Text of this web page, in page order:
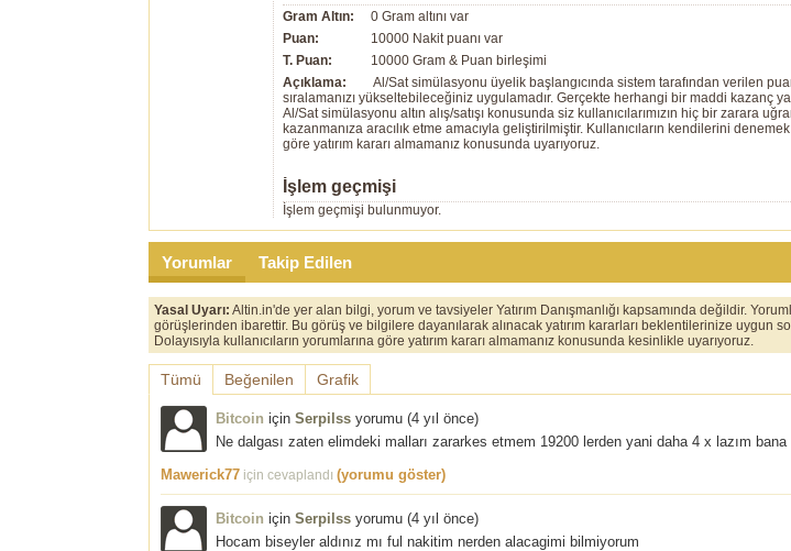
Gram Altın:
0 Gram altını var
Puan:
10000 Nakit puanı var
T. Puan:
10000 Gram & Puan birleşimi
Açıklama:
Al/Sat simülasyonu üyelik başlangıcında sistem tarafından verilen
sıralamanızı yükseltebileceğiniz uygulamadır. Gerçekte herhangi bir maddi kazanç
Al/Sat simülasyonu altın alış/satışı konusunda siz kullanıcılarımızın hiç bir zarara
kazanmanıza aracılık etme amacıyla geliştirilmiştir. Kullanıcıların kendilerini
göre yatırım kararı almamanız konusunda uyarıyoruz.
İşlem geçmişi
İşlem geçmişi bulunmuyor.
Yorumlar Takip Edilen
Yasal Uyarı: Altin.in'de yer alan bilgi, yorum ve tavsiyeler Yatırım Danışmanlığı kapsamında değildir.
görüşlerinden ibarettir. Bu görüş ve bilgilere dayanılarak alınacak yatırım kararları beklentilerinize uygun
Dolayısıyla kullanıcıların yorumlarına göre yatırım kararı almamanız konusunda kesinlikle uyarıyoruz.
Tümü Beğenilen Grafik
Bitcoin için Serpilss yorumu (4 yıl önce)
Ne dalgası zaten elimdeki malları zararkes etmem 19200 lerden yani daha 4 x lazım bana
Mawerick77 için cevaplandı (yorumu göster)
Bitcoin için Serpilss yorumu (4 yıl önce)
Hocam biseyler aldınız mı ful nakitim nerden alacagimi bilmiyorum